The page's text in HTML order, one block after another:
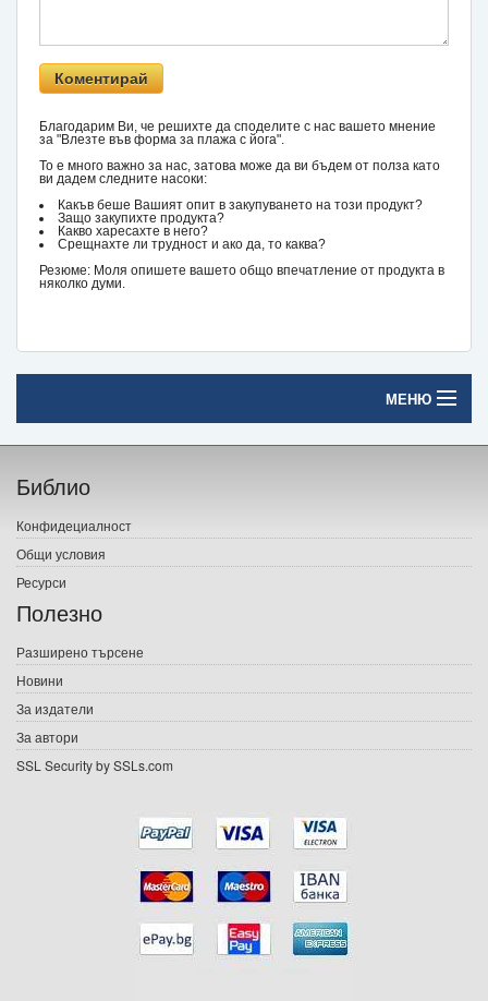
Благодарим Ви, че решихте да споделите с нас вашето мнение
за "Влезте във форма за плажа с йога".
То е много важно за нас, затова може да ви бъдем от полза като
ви дадем следните насоки:
Какъв беше Вашият опит в закупуването на този продукт?
Защо закупихте продукта?
Какво харесахте в него?
Срещнахте ли трудност и ако да, то каква?
Резюме: Моля опишете вашето общо впечатление от продукта в
няколко думи.
МЕНЮ
Начало
Печатни книги
Електронни книги
Е-списания
Подаръци
Ваучери
Библио
Конфидециалност
Общи условия
Ресурси
Полезно
Разширено търсене
Новини
За издатели
За автори
SSL Security by SSLs.com